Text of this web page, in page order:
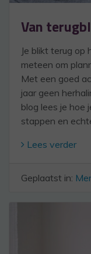
Van
Je blikt terug op
meteen om
Met een goed
jaar geen
blog lees je hoe
stappen en
Lees verder
Geplaatst in: